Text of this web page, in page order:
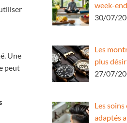
Une
peut
week-
30/07/
Les
plus
27/07/
Les
adaptés